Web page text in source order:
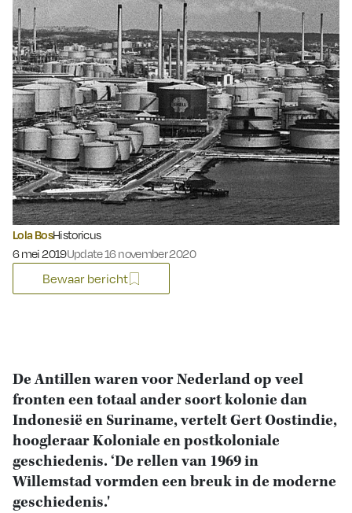
Zoek
Lola BosHistoricus
Gepubliceerd op:
6 mei 2019Update 16 november 2020
Bewaar bericht
De Antillen waren voor Nederland op veel
fronten een totaal ander soort kolonie dan
Indonesië en Suriname, vertelt Gert Oostindie,
hoogleraar Koloniale en postkoloniale
geschiedenis. ‘De rellen van 1969 in
Willemstad vormden een breuk in de moderne
geschiedenis.'